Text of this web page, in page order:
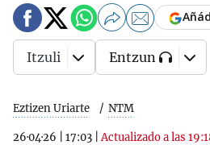
Eztizen Uriarte NTM
26·04·26 17:03 |Actualizado a las
Itzuli Entzun